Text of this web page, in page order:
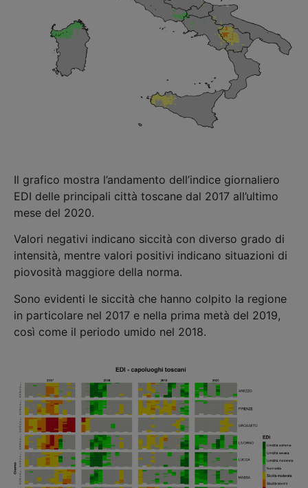
Il grafico mostra l’andamento dell’indice giornaliero
EDI delle principali città toscane dal 2017 all’ultimo
mese del 2020.
Valori negativi indicano siccità con diverso grado di
intensità, mentre valori positivi indicano situazioni di
piovosità maggiore della norma.
Sono evidenti le siccità che hanno colpito la regione
in particolare nel 2017 e nella prima metà del 2019,
così come il periodo umido nel 2018.